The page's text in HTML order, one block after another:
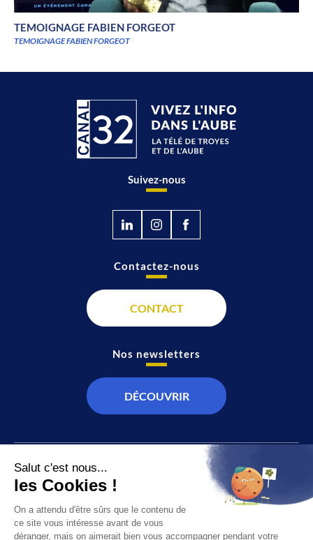
TEMOIGNAGE FABIEN FORGEOT
TEMOIGNAGE FABIEN FORGEOT
Suivez-nous
JT
ÉCONOMIE
À propos de nous
Recevoir la chaîne
Contactez-nous
CONTACT
Nos newsletters
DÉCOUVRIR